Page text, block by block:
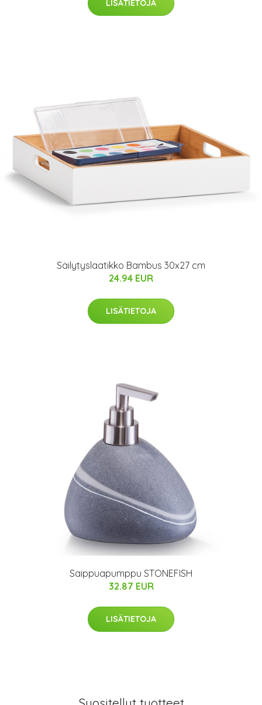
LISÄTIETOJA
Säilytyslaatikko Bambus 30x27 cm
24.94 EUR
LISÄTIETOJA
Saippuapumppu STONEFISH
32.87 EUR
LISÄTIETOJA